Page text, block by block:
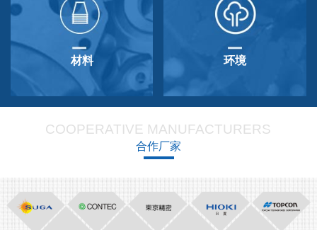
材料 环境
COOPERATIVE MANUFACTURERS
合作厂家